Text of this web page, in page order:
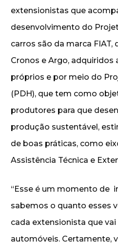
extensionistas que
desenvolvimento do
carros são da marca
Cronos e Argo, adquiridos
próprios e por meio do
(PDH), que tem como
produtores para que
produção sustentável,
de boas práticas, como
Assistência Técnica e
“Esse é um momento de
sabemos o quanto esses
cada extensionista que vai
automóveis. Certamente,